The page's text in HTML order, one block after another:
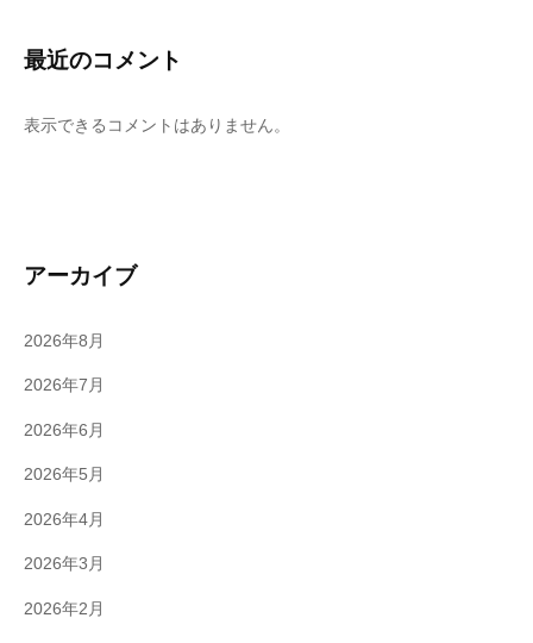
最近のコメント
表示できるコメントはありません。
アーカイブ
2026年8月
2026年7月
2026年6月
2026年5月
2026年4月
2026年3月
2026年2月